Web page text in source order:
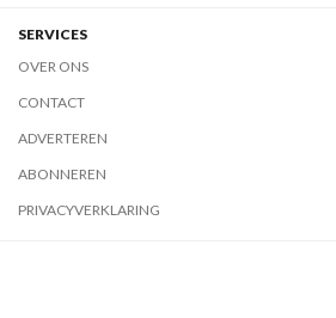
SERVICES
OVER ONS
CONTACT
ADVERTEREN
ABONNEREN
PRIVACYVERKLARING